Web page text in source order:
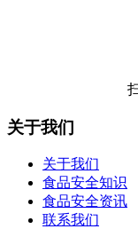
关于我们
关于我们
食品安全知识
食品安全资讯
联系我们